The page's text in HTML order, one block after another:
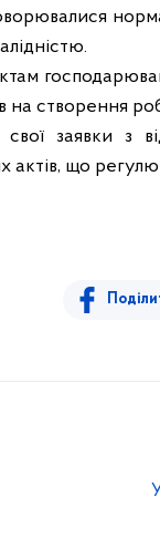
створення
заявки з
актів, що